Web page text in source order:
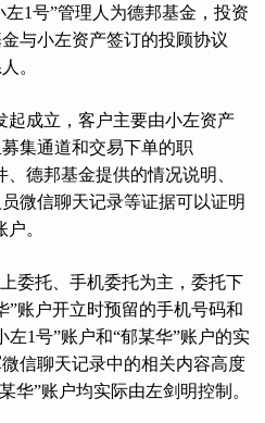
1号”管理人为德邦基金，投资
与小左资产签订的投顾协议
。
成立，客户主要由小左资产
集通道和交易下单的职
德邦基金提供的情况说明、
微信聊天记录等证据可以证明
。
托、手机委托为主，委托下
”账户开立时预留的手机号码和
左1号”账户和“郁某华”账户的实
信聊天记录中的相关内容高度
华”账户均实际由左剑明控制。